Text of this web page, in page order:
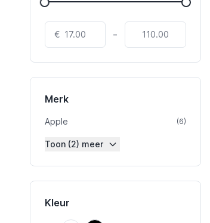
€ -
Merk
Apple (6)product
Toon (2) meer
Kleur